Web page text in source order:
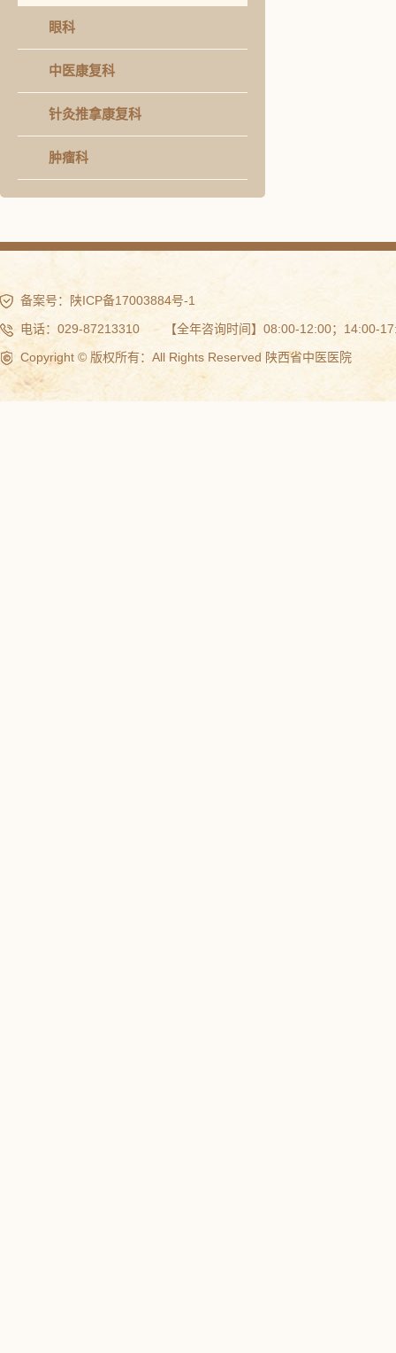
眼科
中医康复科
针灸推拿康复科
肿瘤科
备案号：
陕ICP备17003884号-1
电话：029-87213310 【全年咨询时间】08:00-12:00；14:00-
Copyright © 版权所有：All Rights Reserved 陕西省中医医院